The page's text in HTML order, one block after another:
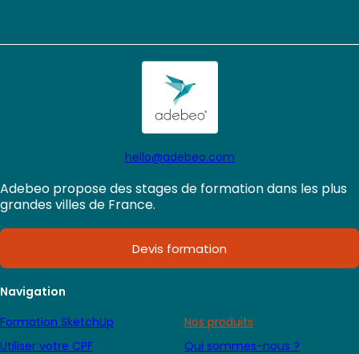
hello@adebeo.com
Adebeo propose des stages de formation dans les plus
grandes villes de France.
Devis formation
Navigation
Formation SketchUp
Nos produits
Utiliser votre CPF
Qui sommes-nous ?